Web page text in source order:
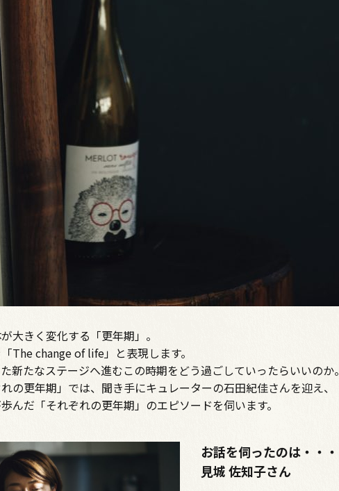
大きく変化する「更年期」。
The change of life」と表現します。
新たなステージへ進むこの時期をどう過ごしていったらいいのか――。
の更年期」では、聞き手にキュレーターの石田紀佳さんを迎え、
んだ「それぞれの更年期」のエピソードを伺います。
お話を伺ったのは・・・
見城 佐知子さん